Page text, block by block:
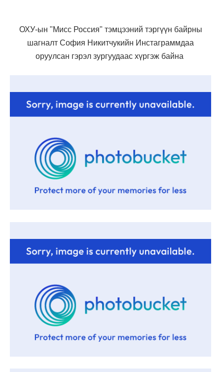
ОХУ-ын "Мисс Россия" тэмцээний тэргүүн байрны
шагналт София Никитчукийн Инстаграммдаа
оруулсан гэрэл зургуудаас хүргэж байна